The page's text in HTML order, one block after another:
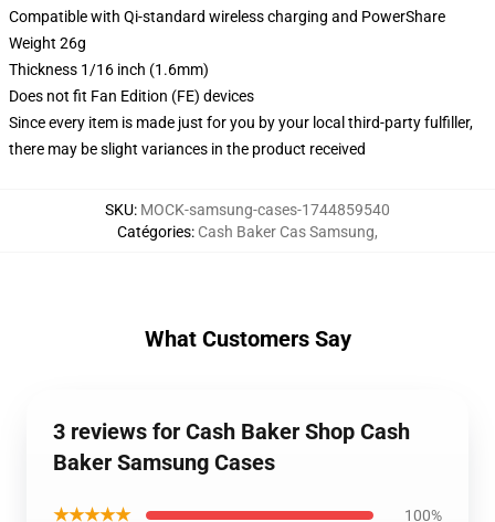
Compatible with Qi-standard wireless charging and PowerShare
Weight 26g
Thickness 1/16 inch (1.6mm)
Does not fit Fan Edition (FE) devices
Since every item is made just for you by your local third-party fulfiller,
there may be slight variances in the product received
SKU: MOCK-samsung-cases-1744859540
Catégories: Cash Baker Cas Samsung,
What Customers Say
3 reviews for Cash Baker Shop Cash
Baker Samsung Cases
★★★★★ 100%